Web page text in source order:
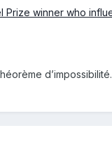
Prize winner who